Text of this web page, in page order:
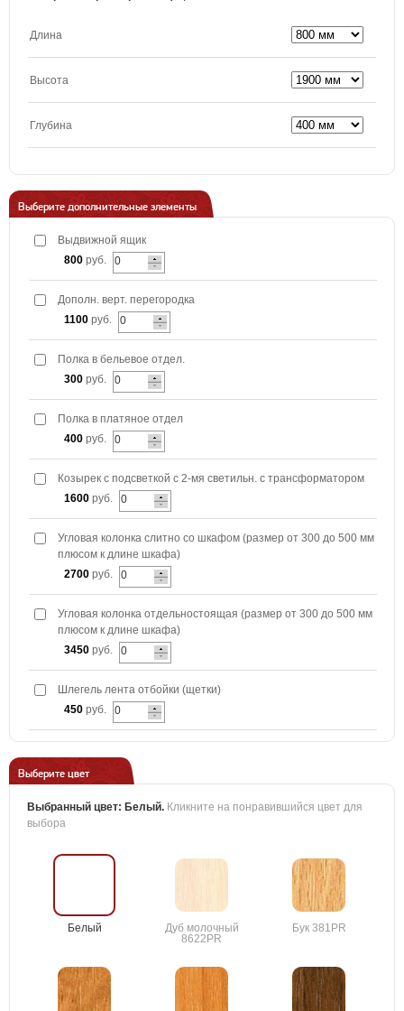
Длина
Высота
Глубина
Выберите дополнительные элементы
Выдвижной ящик
800 руб.
Дополн. верт. перегородка
1100 руб.
Полка в бельевое отдел.
300 руб.
Полка в платяное отдел
400 руб.
Козырек с подсветкой с 2-мя светильн. с трансформатором
1600 руб.
Угловая колонка слитно со шкафом (размер от 300 до 500 мм
плюсом к длине шкафа)
2700 руб.
Угловая колонка отдельностоящая (размер от 300 до 500 мм
плюсом к длине шкафа)
3450 руб.
Шлегель лента отбойки (щетки)
450 руб.
Выберите цвет
Выбранный цвет: Белый. Кликните на понравившийся цвет для
выбора
Белый
Дуб молочный
8622PR
Бук 381PR